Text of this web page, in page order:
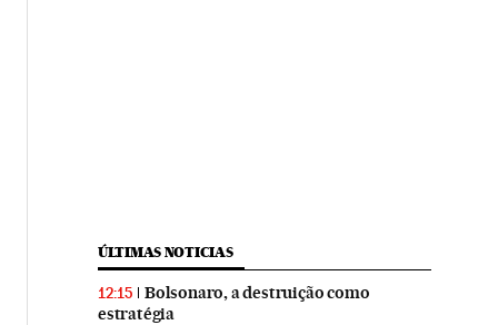
ÚLTIMAS NOTICIAS
12:15
Bolsonaro, a destruição como
estratégia